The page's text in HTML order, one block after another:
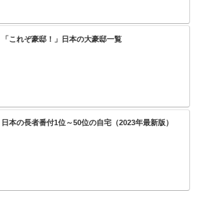
「これぞ豪邸！」日本の大豪邸一覧
日本の長者番付1位～50位の自宅（2023年最新版）